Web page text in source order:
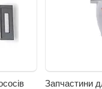
Запчастини